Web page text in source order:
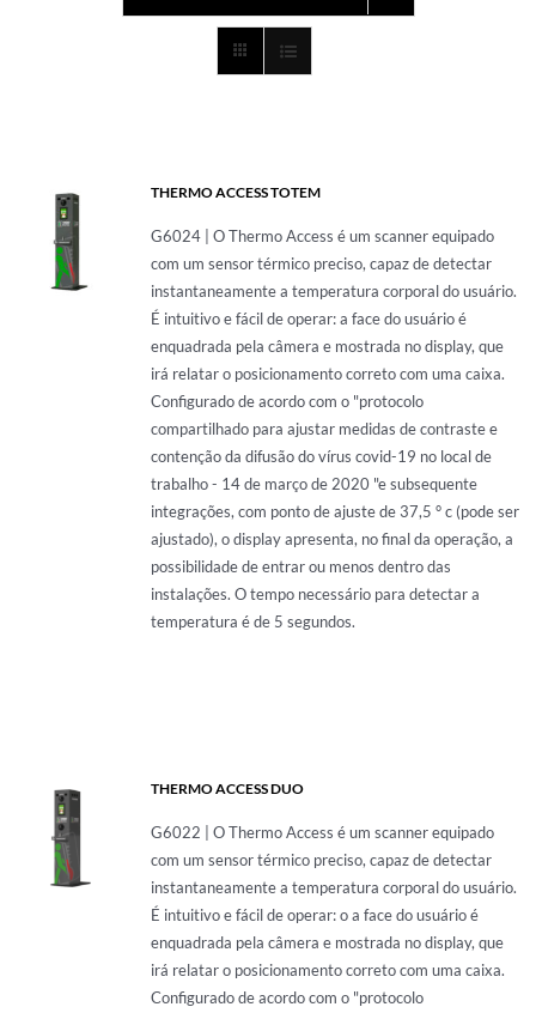
ULTRASOM
TECARTERAPIA
THERMO ACCESS TOTEM
G6024 | O Thermo Access é um scanner equipado
com um sensor térmico preciso, capaz de detectar
instantaneamente a temperatura corporal do usuário.
É intuitivo e fácil de operar: a face do usuário é
enquadrada pela câmera e mostrada no display, que
irá relatar o posicionamento correto com uma caixa.
Configurado de acordo com o "protocolo
compartilhado para ajustar medidas de contraste e
contenção da difusão do vírus covid-19 no local de
trabalho - 14 de março de 2020 "e subsequente
integrações, com ponto de ajuste de 37,5 ° c (pode ser
ajustado), o display apresenta, no final da operação, a
possibilidade de entrar ou menos dentro das
instalações. O tempo necessário para detectar a
temperatura é de 5 segundos.
THERMO ACCESS DUO
G6022 | O Thermo Access é um scanner equipado
com um sensor térmico preciso, capaz de detectar
instantaneamente a temperatura corporal do usuário.
É intuitivo e fácil de operar: o a face do usuário é
enquadrada pela câmera e mostrada no display, que
irá relatar o posicionamento correto com uma caixa.
Configurado de acordo com o "protocolo